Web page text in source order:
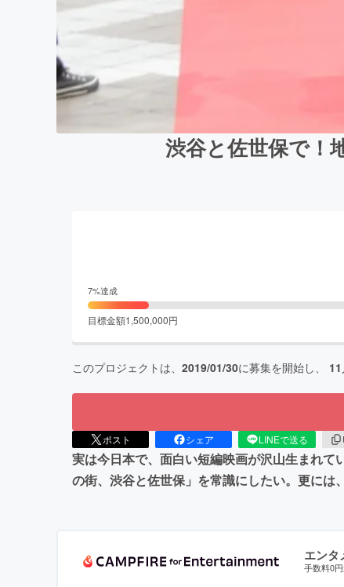
渋谷と佐世保で！
7%達成
目標金額1,500,000円
このプロジェクトは、 2019/01/30に募集を開始し、 11
ポスト シェア LINEで送る
実は今日本で、面白い短編映画が沢山生まれ
の街、渋谷と佐世保」を常識にしたい。更には
エンタ
手数料0